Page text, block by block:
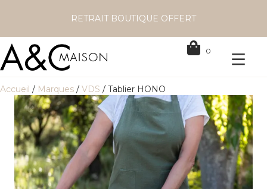
RETRAIT BOUTIQUE OFFERT
0
Accueil / Marques / VDS / Tablier HONO